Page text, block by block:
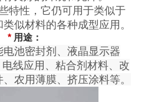
特性，它仍可用于类似于
似材料的各种成型应用。
* 用途：
池密封剂、液晶显示器
电线应用、粘合剂材料、改
农用薄膜、挤压涂料等。